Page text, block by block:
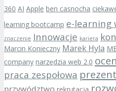
360 AI Apple ben casnocha
learning bootcamp e-learning
znaczenie Innowacje kariera
Marcin Konieczny Marek Hyla
company narzędzia web 2.0
praca zespołowa
rekrutacja